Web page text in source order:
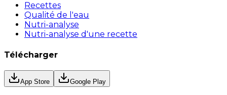
Recettes
Qualité de l'eau
Nutri-analyse
Nutri-analyse d'une recette
Télécharger
App Store Google Play